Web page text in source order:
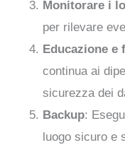
Monitorare i
per rilevare
Educazione e
continua ai
sicurezza dei
Backup:
luogo sicuro e